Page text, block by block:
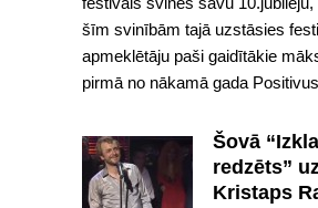
šīm svinībām tajā uzstāsies
apmeklētāju paši gaidītākie
pirmā no nākamā gada
Šovā
redzēts”
Kristaps